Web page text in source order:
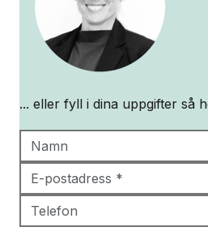
... eller fyll i dina uppgifter så